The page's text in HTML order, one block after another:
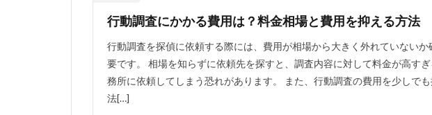
なっ
たた
め真
実を
知り
たい
行動調査にかかる費用は？料金相場と費用を抑える方法
行動調査を探偵に依頼する際には、費用が相場から大きく外れていないか
要です。 相場を知らずに依頼先を探すと、調査内容に対して料金が高す
務所に依頼してしまう恐れがあります。 また、行動調査の費用を少しで
法[…]